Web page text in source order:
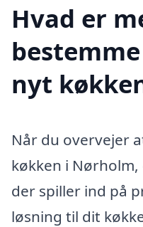
Hvad er
nyt
Når du overvejer
køkken i
der spiller ind på
løsning til dit